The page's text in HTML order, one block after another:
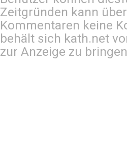
Zeitgründen kann
Kommentaren keine
behält sich kath.net
zur Anzeige zu